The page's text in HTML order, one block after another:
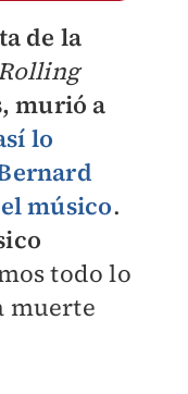
de la
murió a
lo
músico.
todo lo
muerte